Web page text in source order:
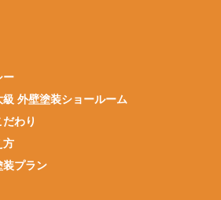
ー
外壁塗装ショールーム
わり
方
装プラン